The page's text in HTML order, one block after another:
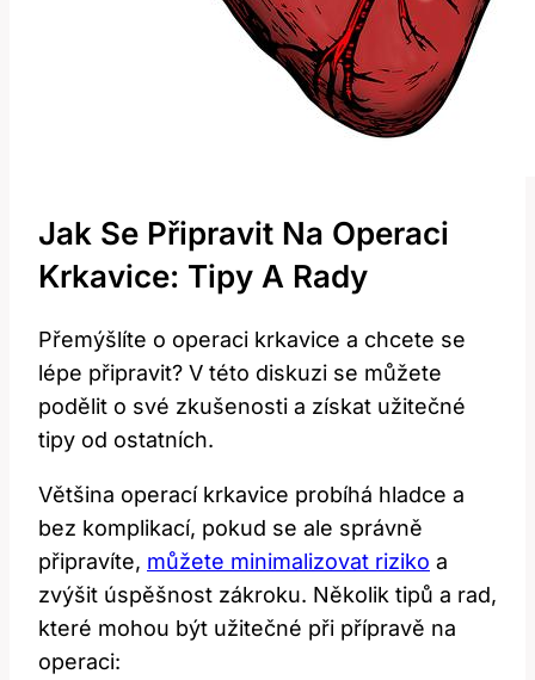
Jak Se Připravit Na Operaci
Krkavice: Tipy A Rady
Přemýšlíte o operaci krkavice a chcete se
lépe připravit? V této diskuzi se můžete
podělit o své zkušenosti a získat užitečné
tipy od ostatních.
Většina operací krkavice probíhá hladce a
bez komplikací, pokud se ale správně
připravíte, můžete minimalizovat riziko a
zvýšit úspěšnost zákroku. Několik tipů a rad,
které mohou být užitečné při přípravě na
operaci: